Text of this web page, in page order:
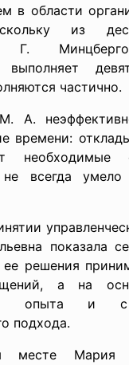
в области
из
Г.
выполняет
частично.
А.
времени:
необходимые
всегда умело
показала
ее решения
а на
опыта и
подхода.
месте Мария